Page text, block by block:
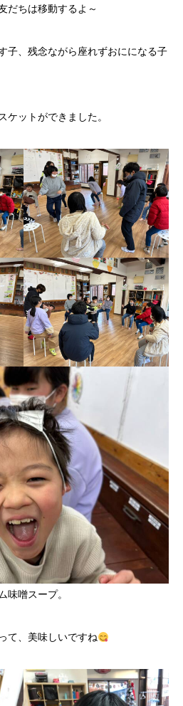
だちは移動するよ～
子、残念ながら座れずおにになる子
ケットができました。
味噌スープ。
て、美味しいですね